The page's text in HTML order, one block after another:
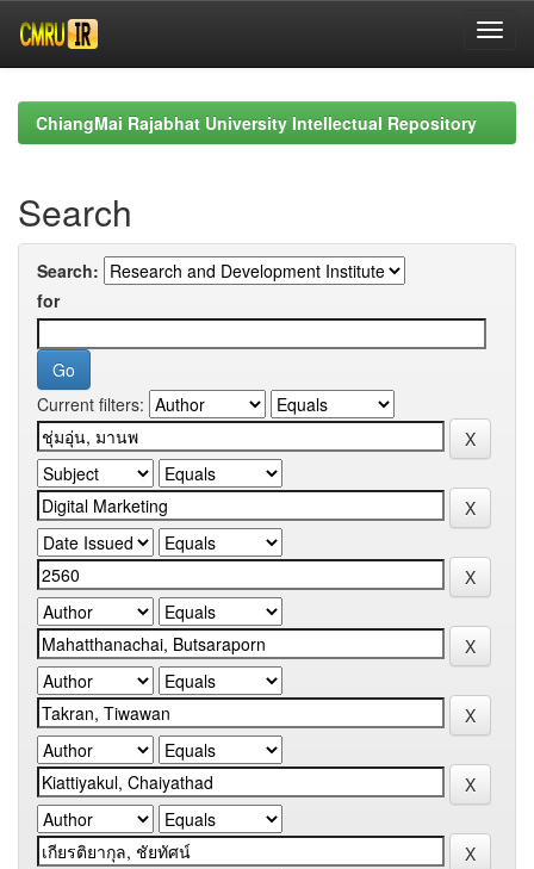
navigationChiangMai Rajabhat University Intellectual Repository
Search
Search:
for
Current filters: